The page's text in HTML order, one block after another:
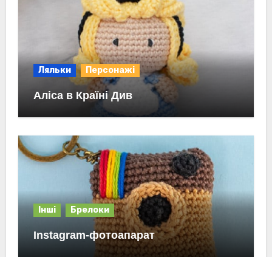
Ляльки Персонажі
Аліса в Країні Див
Інші Брелоки
Instagram-фотоапарат